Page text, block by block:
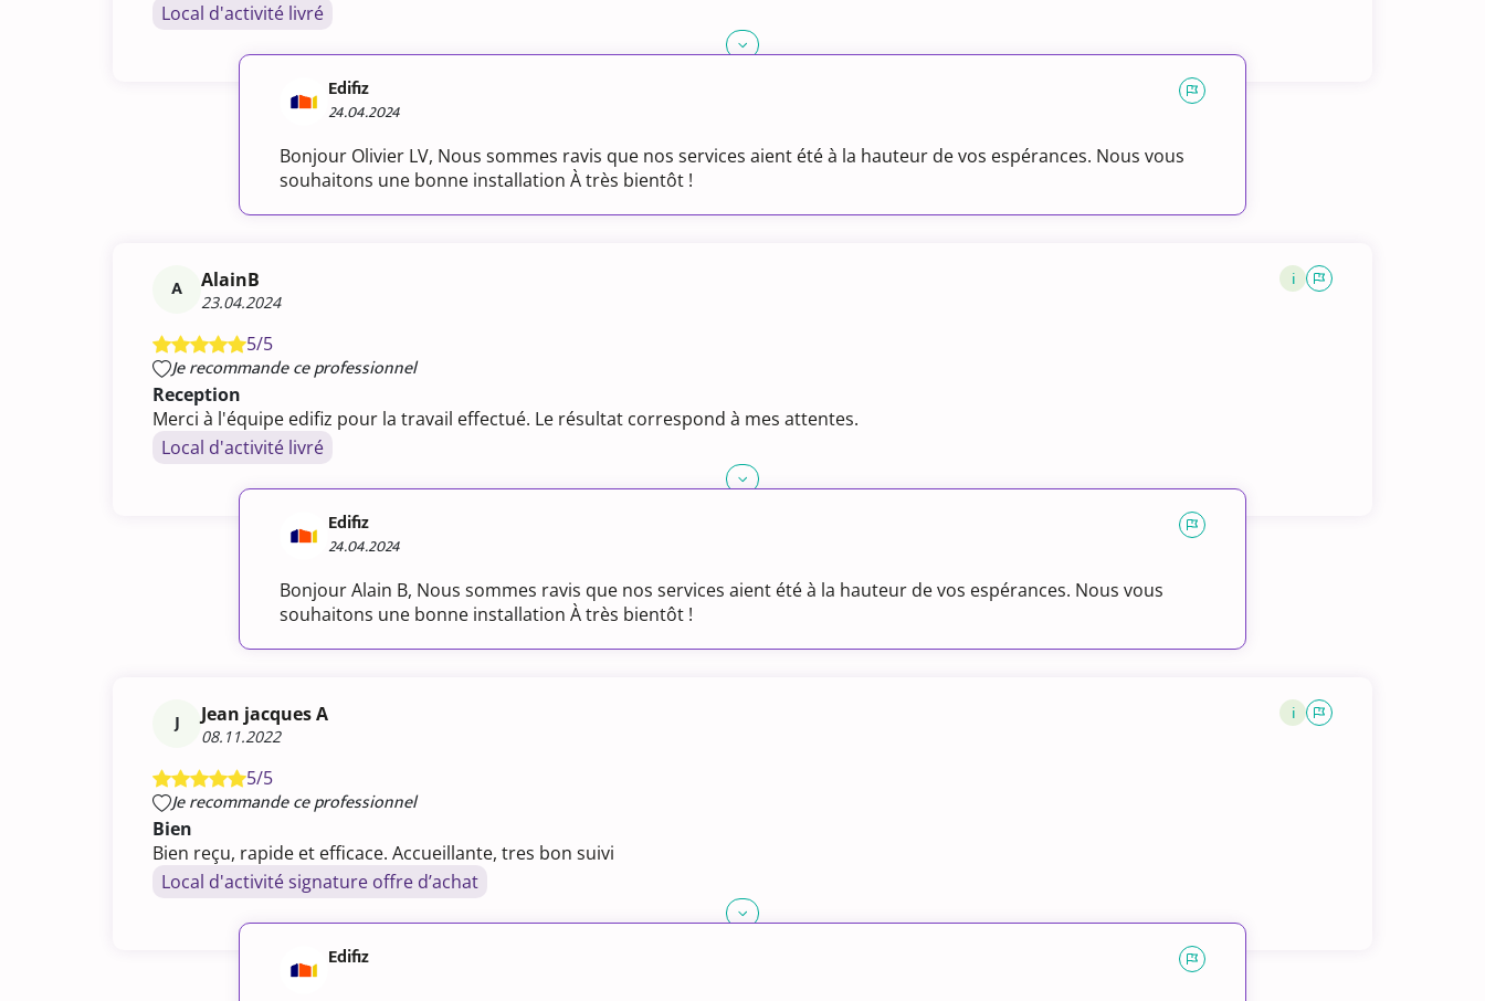
Local d'activité livré
Edifiz
24.04.2024
Bonjour Olivier LV, Nous sommes ravis que nos services aient été à la hauteur de vos espérances. Nous vous
souhaitons une bonne installation À très bientôt !
A AlainB
23.04.2024
i
5/5
Je recommande ce professionnel
Reception
Merci à l'équipe edifiz pour la travail effectué. Le résultat correspond à mes attentes.
Local d'activité livré
Edifiz
24.04.2024
Bonjour Alain B, Nous sommes ravis que nos services aient été à la hauteur de vos espérances. Nous vous
souhaitons une bonne installation À très bientôt !
J Jean jacques A
08.11.2022
i
5/5
Je recommande ce professionnel
Bien
Bien reçu, rapide et efficace. Accueillante, tres bon suivi
Local d'activité signature offre d’achat
Edifiz